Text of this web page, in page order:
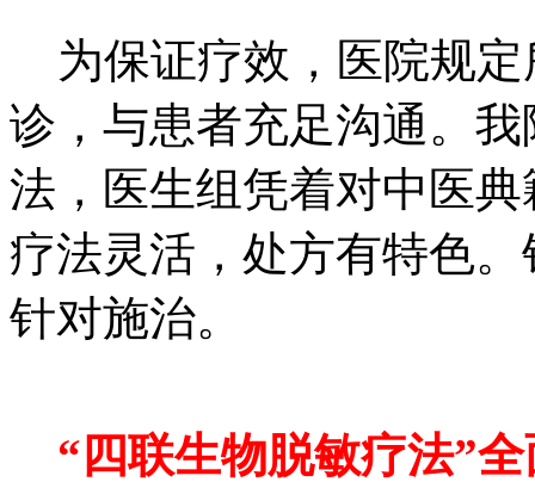
为保证疗效，医院规定
诊，与患者充足沟通。
法，医生组凭着对中医
疗法灵活，处方有特色
针对施治。
“四联生物脱敏疗法”